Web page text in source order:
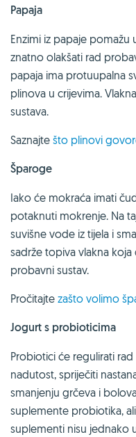
Papaja
Enzimi iz papaje
znatno olakšati rad
papaja ima protuupalna
plinova u crijevima.
sustava.
Saznajte što plinovi
Šparoge
Iako će mokraća imati
potaknuti mokrenje. Na
suvišne vode iz tijela i
sadrže topiva vlakna
probavni sustav.
Pročitajte zašto volimo
Jogurt s probioticima
Probiotici će regulirati
nadutost, spriječiti
smanjenju grčeva i
suplemente probiotika,
suplementi nisu jednako